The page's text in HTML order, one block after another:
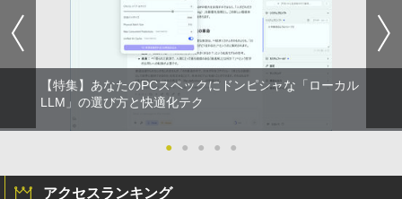
【特集】あなたのPCスペックにドンピシャな「ローカル
LLM」の選び方と快適化テク
● ● ● ● ●
アクセスランキング